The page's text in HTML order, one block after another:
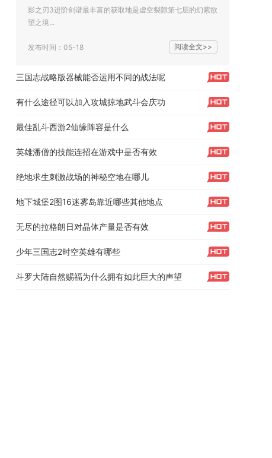
影之刃3进阶剑谱最丰富的获取地是虚空裂隙第七层的幻紫欲
望之境...
发布时间：05-18 阅读全文>>
三国志战略版器械能否运用不同的战法呢
有什么途径可以加入攻城掠地武斗会庆功
最佳乱斗西游2仙缘阵容是什么
英雄潘僧的技能连招在游戏中是否有效
绝地求生刺激战场的神秘空地在哪儿
地下城堡2图16迷雾岛靠近哪些其他地点
无尽的拉格朗日对晶体产量是否有效
少年三国志2时空英雄有哪些
斗罗大陆自然赐福为什么拥有如此巨大的声望